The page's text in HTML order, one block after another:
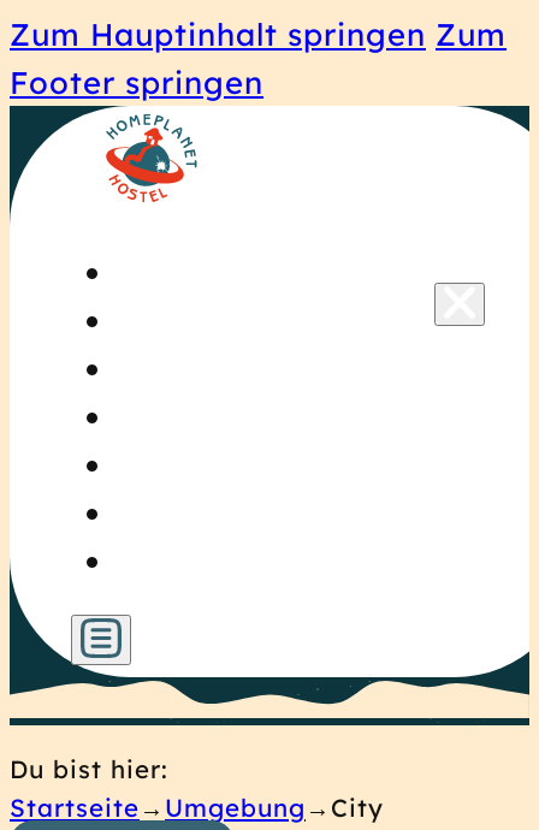
Zum Hauptinhalt springen Zum
Footer springen
Du bist hier:
Startseite
Umgebung
City